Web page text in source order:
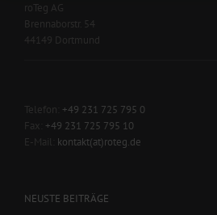
roTeg AG
Brennaborstr. 54
44149 Dortmund
Telefon: +49 231 725 795 0
Fax: +49 231 725 795 10
E-Mail: kontakt(at)roteg.de
NEUSTE BEITRÄGE